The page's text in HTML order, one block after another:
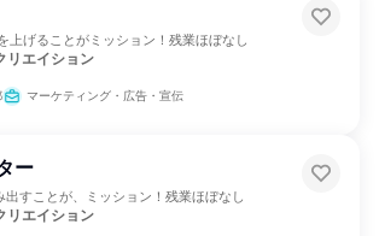
上げることがミッション！残業ほぼなし
リエイション
マーケティング・広告・宣伝
ー
出すことが、ミッション！残業ほぼなし
リエイション